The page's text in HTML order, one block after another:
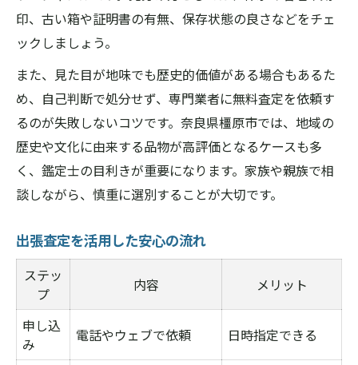
印、古い箱や証明書の有無、保存状態の良さなどをチェ
ックしましょう。
また、見た目が地味でも歴史的価値がある場合もあるた
め、自己判断で処分せず、専門業者に無料査定を依頼す
るのが失敗しないコツです。奈良県橿原市では、地域の
歴史や文化に由来する品物が高評価となるケースも多
く、鑑定士の目利きが重要になります。家族や親族で相
談しながら、慎重に選別することが大切です。
出張査定を活用した安心の流れ
ステッ
プ
内容 メリット
申し込
み
電話やウェブで依頼 日時指定できる